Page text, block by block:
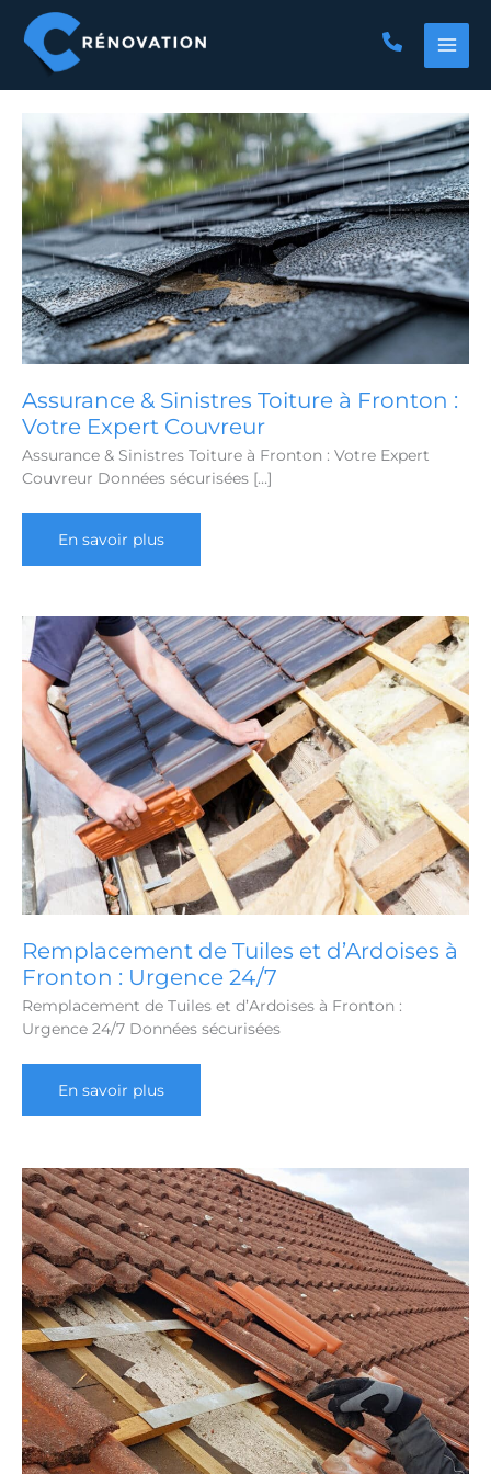
contenu
Assurance & Sinistres Toiture à Fronton :
Votre Expert Couvreur
Assurance & Sinistres Toiture à Fronton : Votre Expert
Couvreur Données sécurisées […]
Assurance
Sinistres
Fronton
Votre
Expert
Couvreur
En savoir plus
Remplacement de Tuiles et d’Ardoises à
Fronton : Urgence 24/7
Remplacement de Tuiles et d’Ardoises à Fronton :
Urgence 24/7 Données sécurisées
Remplacement
Tuiles
à
Fronton
:
Urgence
24/7
En savoir plus